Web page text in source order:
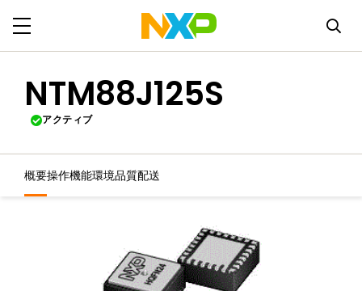
NTM88J125S
アクティブ
概要操作機能環境品質配送